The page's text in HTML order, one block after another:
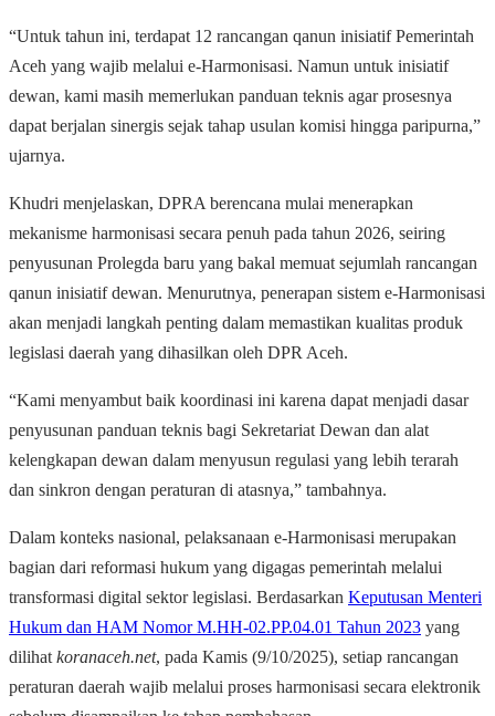
“Untuk tahun ini, terdapat 12 rancangan qanun inisiatif Pemerintah
Aceh yang wajib melalui e-Harmonisasi. Namun untuk inisiatif
dewan, kami masih memerlukan panduan teknis agar prosesnya
dapat berjalan sinergis sejak tahap usulan komisi hingga paripurna,”
ujarnya.
Khudri menjelaskan, DPRA berencana mulai menerapkan
mekanisme harmonisasi secara penuh pada tahun 2026, seiring
penyusunan Prolegda baru yang bakal memuat sejumlah rancangan
qanun inisiatif dewan. Menurutnya, penerapan sistem e-Harmonisasi
akan menjadi langkah penting dalam memastikan kualitas produk
legislasi daerah yang dihasilkan oleh DPR Aceh.
“Kami menyambut baik koordinasi ini karena dapat menjadi dasar
penyusunan panduan teknis bagi Sekretariat Dewan dan alat
kelengkapan dewan dalam menyusun regulasi yang lebih terarah
dan sinkron dengan peraturan di atasnya,” tambahnya.
Dalam konteks nasional, pelaksanaan e-Harmonisasi merupakan
bagian dari reformasi hukum yang digagas pemerintah melalui
transformasi digital sektor legislasi. Berdasarkan Keputusan Menteri
Hukum dan HAM Nomor M.HH-02.PP.04.01 Tahun 2023 yang
dilihat koranaceh.net, pada Kamis (9/10/2025), setiap rancangan
peraturan daerah wajib melalui proses harmonisasi secara elektronik